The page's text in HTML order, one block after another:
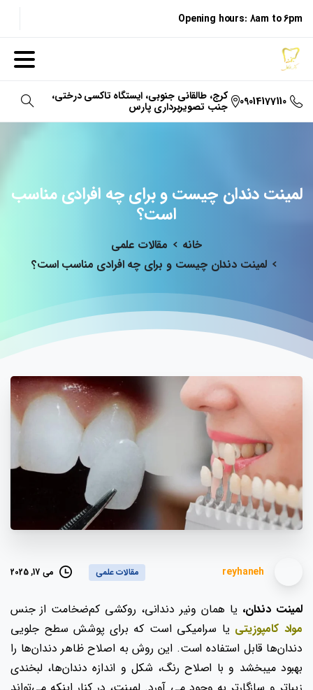
Opening hours: 8am to 6pm
09014177110 کرج، طالقانی جنوبی، ایستگاه تاکسی درختی،
جنب تصویربرداری پارس جستجو
لمینت دندان چیست و برای چه افرادی مناسب
است؟
خانه
مقالات علمی
لمینت دندان چیست و برای چه افرادی مناسب است؟
reyhaneh مقالات علمی می 17, 2025
لمینت دندان، یا همان ونیر دندانی، روکشی کم‌ضخامت از جنس
مواد کامپوزیتی یا سرامیکی است که برای پوشش سطح جلویی
دندان‌ها قابل استفاده است. این روش به اصلاح ظاهر دندان‌ها را
بهبود میبخشد و با اصلاح رنگ، شکل و اندازه دندان‌ها، لبخندی